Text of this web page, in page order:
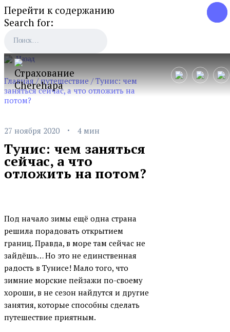
Перейти к содержанию
Search for:
Назад
Главная/путешествие/Тунис: чем
заняться сейчас, а что отложить на
потом?
27 ноября 2020 · 4 мин
Тунис: чем заняться
сейчас, а что
отложить на потом?
Под начало зимы ещё одна страна
решила порадовать открытием
границ. Правда, в море там сейчас не
зайдёшь… Но это не единственная
радость в Тунисе! Мало того, что
зимние морские пейзажи по-своему
хороши, в не сезон найдутся и другие
занятия, которые способны сделать
путешествие приятным.